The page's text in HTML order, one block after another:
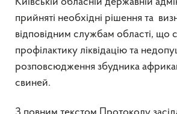
прийняті необхідні рішення та
відповідним службам області, що
профілактику ліквідацію та
розповсюдження збудника
свиней.